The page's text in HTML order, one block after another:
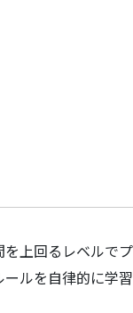
上回るレベルで
ルを自律的に学